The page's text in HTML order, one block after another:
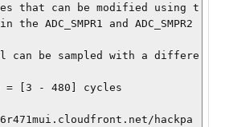
ADC_SMPR1 and ADC_SMPR2
hackpa